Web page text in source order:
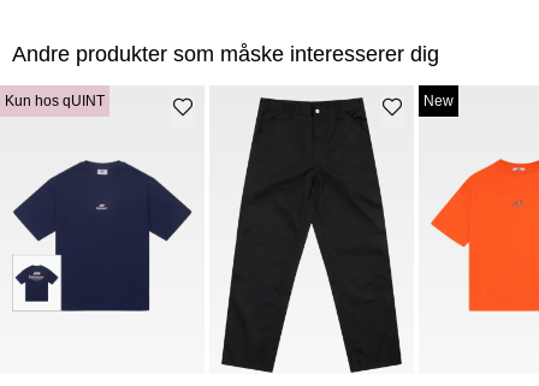
Andre produkter som måske interesserer dig
Kun hos qUINT New